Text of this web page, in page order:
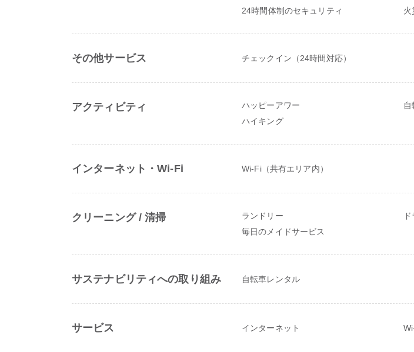
24時間体制のセキュリティ
火
その他サービス チェックイン（24時間対応）
アクティビティ ハッピーアワー
ハイキング
インターネット・Wi-Fi Wi-Fi（共有エリア内）
クリーニング / 清掃 ランドリー
毎日のメイドサービス
サステナビリティへの取り組み 自転車レンタル
サービス インターネット